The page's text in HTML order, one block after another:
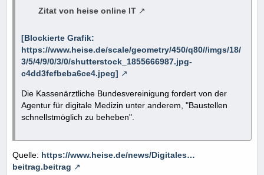
Zitat von heise online IT
[Blockierte Grafik:
https://www.heise.de/scale/geometry/450/q80//imgs/18/
3/5/4/9/0/3/0/shutterstock_1855666987.jpg-
c4dd3fefbeba6ce4.jpeg]
Die Kassenärztliche Bundesvereinigung fordert von der
Agentur für digitale Medizin unter anderem, "Baustellen
schnellstmöglich zu beheben".
Quelle: https://www.heise.de/news/Digitales…
beitrag.beitrag